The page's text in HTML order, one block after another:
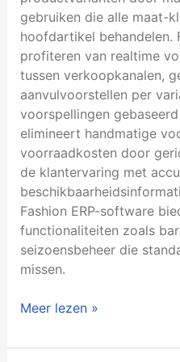
gebruiken die alle maat-
hoofdartikel behandelen.
profiteren van realtime
tussen verkoopkanalen,
aanvulvoorstellen per
voorspellingen
elimineert handmatige
voorraadkosten door
de klantervaring met
Fashion ERP-software
functionaliteiten zoals
seizoensbeheer die
missen.
Meer lezen »